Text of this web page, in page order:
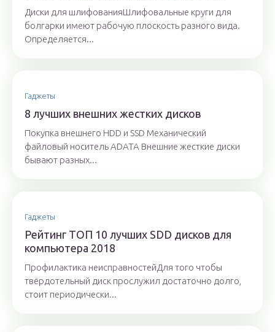
Диски для шлифованияШлифовальные круги для
болгарки имеют рабочую плоскость разного вида.
Определяется...
Гаджеты
8 лучших внешних жестких дисков
Покупка внешнего HDD и SSD Механический
файловый носитель ADATA Внешние жесткие диски
бывают разных...
Гаджеты
Рейтинг ТОП 10 лучших SDD дисков для
компьютера 2018
Профилактика неисправностейДля того чтобы
твёрдотельный диск прослужил достаточно долго,
стоит периодически...